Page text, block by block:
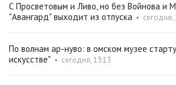
С Просветовым и Ливо, но без Войнова и
"Авангард" выходит из отпуска • сегодня,
По волнам ар-нуво: в омском музее
искусстве" • сегодня, 13:13